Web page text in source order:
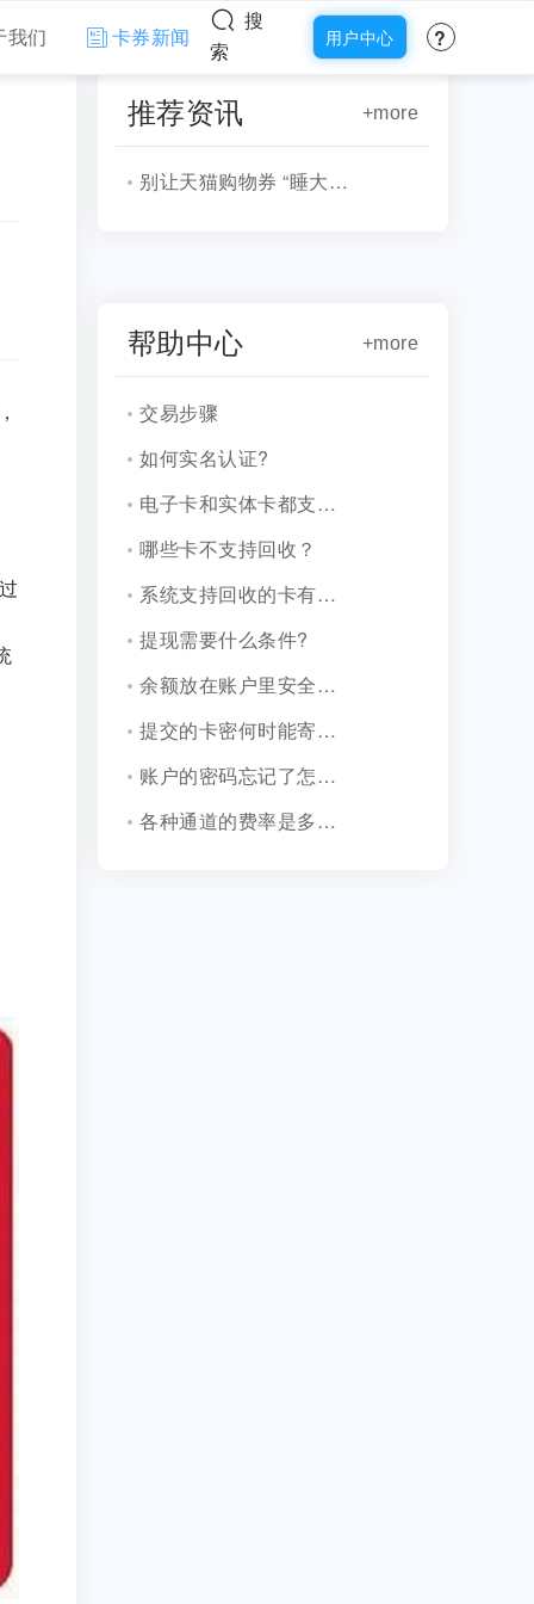
我们 卡券新闻
搜
索
用户中心 ?
推荐资讯 +more
别让天猫购物券 “睡大觉”，探秘回收平台的那些事儿
帮助中心 +more
交易步骤
如何实名认证?
电子卡和实体卡都支持回收吗?
哪些卡不支持回收？
系统支持回收的卡有哪些?
提现需要什么条件?
余额放在账户里安全吗？
提交的卡密何时能寄售掉？
账户的密码忘记了怎么办？
各种通道的费率是多少？